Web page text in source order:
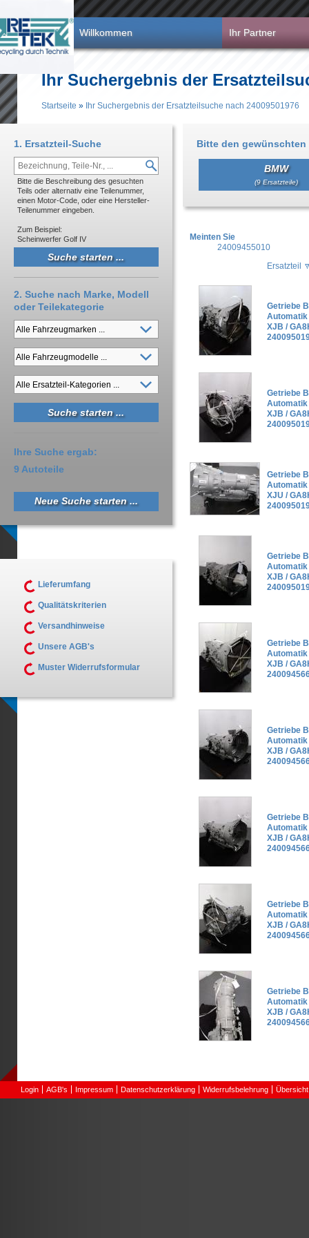
Willkommen Ihr Partner
Ihr Suchergebnis der
Startseite » Ihr Suchergebnis der Ersatzteilsuche nach 24009501976
Bitte den gewünschten
BMW
(9 Ersatzteile)
Meinten Sie
24009455010
Ersatzteil
Getriebe
Automatik
XJB /
Getriebe
Automatik
XJB /
Getriebe
Automatik
XJU /
Getriebe
Automatik
XJB /
Getriebe
Automatik
XJB /
Getriebe
Automatik
XJB /
Getriebe
Automatik
XJB /
Getriebe
Automatik
XJB /
Getriebe
Automatik
XJB /
1. Ersatzteil-Suche
Bitte die Beschreibung des gesuchten
Teils oder alternativ eine Teilenummer,
einen Motor-Code, oder eine Hersteller-
Teilenummer eingeben.
Zum Beispiel:
Scheinwerfer Golf IV
2. Suche nach Marke, Modell
oder Teilekategorie
Ihre Suche ergab:
9 Autoteile
Neue Suche starten ...
Lieferumfang
Qualitätskriterien
Versandhinweise
Unsere AGB's
Muster Widerrufsformular
Login AGB's Impressum Datenschutzerklärung Widerrufsbelehrung